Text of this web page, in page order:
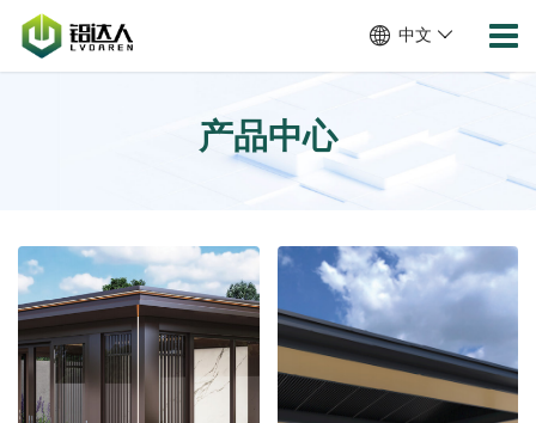
中文
产品中心